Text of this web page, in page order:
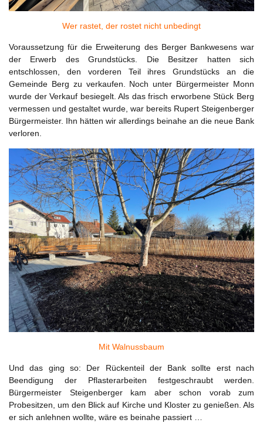
Wer rastet, der rostet nicht unbedingt
Voraussetzung für die Erweiterung des Berger Bankwesens war
der Erwerb des Grundstücks. Die Besitzer hatten sich
entschlossen, den vorderen Teil ihres Grundstücks an die
Gemeinde Berg zu verkaufen. Noch unter Bürgermeister Monn
wurde der Verkauf besiegelt. Als das frisch erworbene Stück Berg
vermessen und gestaltet wurde, war bereits Rupert Steigenberger
Bürgermeister. Ihn hätten wir allerdings beinahe an die neue Bank
verloren.
Mit Walnussbaum
Und das ging so: Der Rückenteil der Bank sollte erst nach
Beendigung der Pflasterarbeiten festgeschraubt werden.
Bürgermeister Steigenberger kam aber schon vorab zum
Probesitzen, um den Blick auf Kirche und Kloster zu genießen. Als
er sich anlehnen wollte, wäre es beinahe passiert …